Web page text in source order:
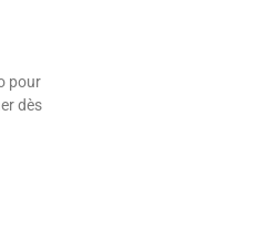
pour
dès